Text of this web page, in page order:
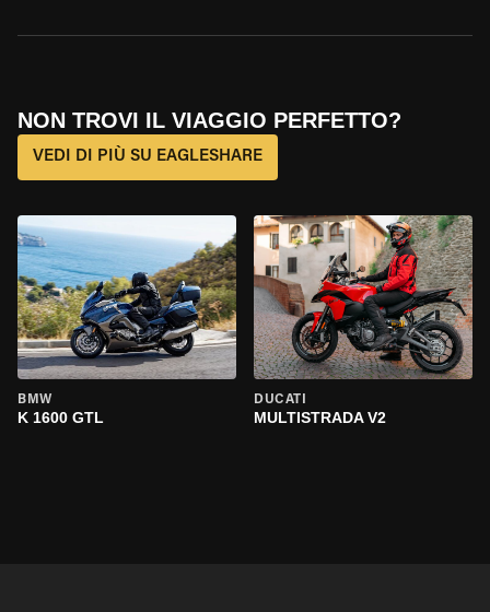
NON TROVI IL VIAGGIO PERFETTO?
VEDI DI PIÙ SU EAGLESHARE
BMW
K 1600 GTL
DUCATI
MULTISTRADA V2